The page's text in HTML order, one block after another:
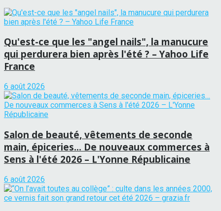
Qu'est-ce que les "angel nails", la manucure
qui perdurera bien après l'été ? – Yahoo Life
France
6 août 2026
Salon de beauté, vêtements de seconde
main, épiceries… De nouveaux commerces à
Sens à l'été 2026 – L'Yonne Républicaine
6 août 2026